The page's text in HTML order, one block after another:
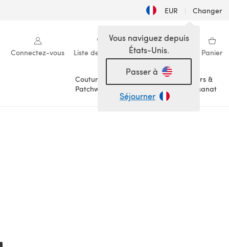
EUR | Changer
Connectez-vous Liste de souhaits Ma bibliothèque Panier
Couture &
Patchwork
Loisirs &
Artisanat
Vous naviguez depuis
États-Unis.
Passer à
Séjourner